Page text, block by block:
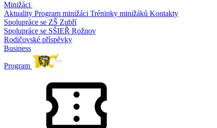
Minižáci
Aktuality Program minižáci Tréninky minižáků Kontakty
Spolupráce se ZŠ Zubří
Spolupráce se SŠIEŘ Rožnov
Rodičovské příspěvky
Business
Program